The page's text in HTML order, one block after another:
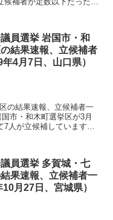
員選挙 岩国市・和
結果速報、立候補者
4月7日、山口県）
の結果速報、立候補者一
市・和木町選挙区が3月
7人が立候補しています。
員選挙 多賀城・七
果速報、立候補者一
月27日、宮城県）